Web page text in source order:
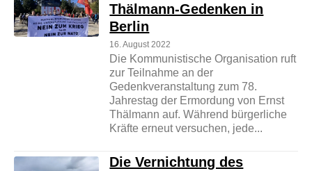
Thälmann-Gedenken in
Berlin
16. August 2022
Die Kommunistische Organisation ruft
zur Teilnahme an der
Gedenkveranstaltung zum 78.
Jahrestag der Ermordung von Ernst
Thälmann auf. Während bürgerliche
Kräfte erneut versuchen, jede...
Die Vernichtung des